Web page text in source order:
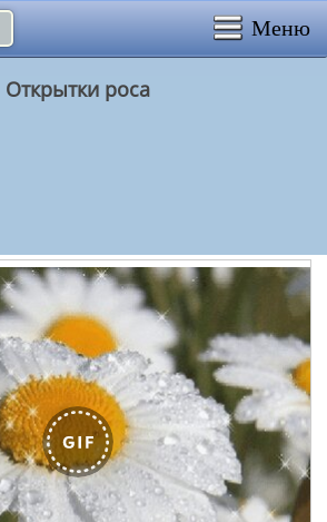
Меню
Открытки роса